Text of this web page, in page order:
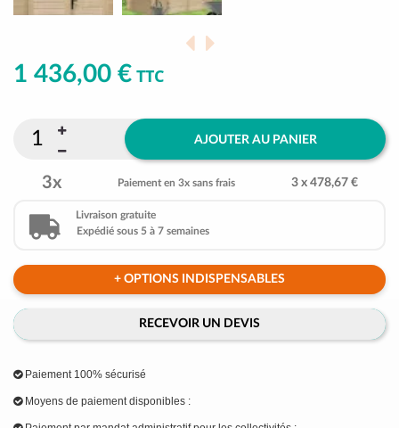
1 436,00 € TTC
AJOUTER AU PANIER
3x Paiement en 3x sans frais 3 x 478,67 €
Livraison gratuite
Expédié sous 5 à 7 semaines
+ OPTIONS INDISPENSABLES
RECEVOIR UN DEVIS
Paiement 100% sécurisé
Moyens de paiement disponibles :